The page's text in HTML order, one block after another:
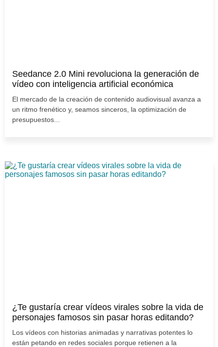
Seedance 2.0 Mini revoluciona la generación de
vídeo con inteligencia artificial económica
El mercado de la creación de contenido audiovisual avanza a
un ritmo frenético y, seamos sinceros, la optimización de
presupuestos...
¿Te gustaría crear vídeos virales sobre la vida de
personajes famosos sin pasar horas editando?
Los vídeos con historias animadas y narrativas potentes lo
están petando en redes sociales porque retienen a la